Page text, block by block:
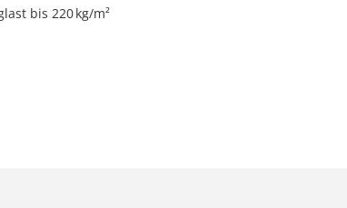
bis 220 kg/m²